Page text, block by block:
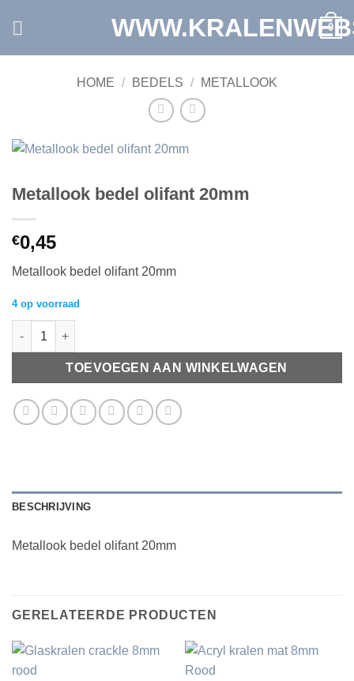
0
HOME / BEDELS / METALLOOK
Metallook bedel olifant 20mm
€0,45
Metallook bedel olifant 20mm
4 op voorraad
Metallook bedel olifant 20mm aantal
TOEVOEGEN AAN WINKELWAGEN
BESCHRIJVING
Metallook bedel olifant 20mm
GERELATEERDE PRODUCTEN